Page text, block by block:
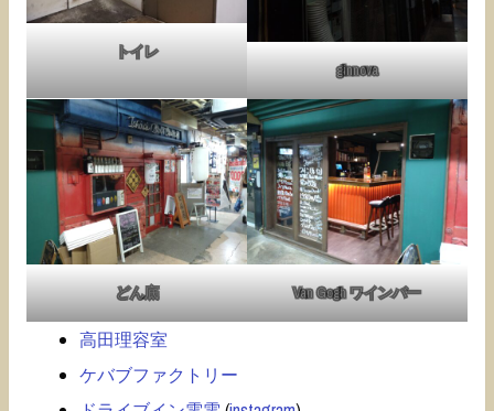
トイレ
ginnova
どん底 Van Gogh ワインバー
高田理容室
ケバブファクトリー